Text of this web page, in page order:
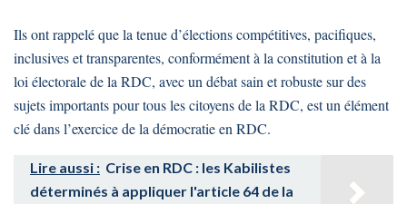
Ils ont rappelé que la tenue d’élections compétitives, pacifiques,
inclusives et transparentes, conformément à la constitution et à la
loi électorale de la RDC, avec un débat sain et robuste sur des
sujets importants pour tous les citoyens de la RDC, est un élément
clé dans l’exercice de la démocratie en RDC.
Lire aussi : Crise en RDC : les Kabilistes
déterminés à appliquer l'article 64 de la